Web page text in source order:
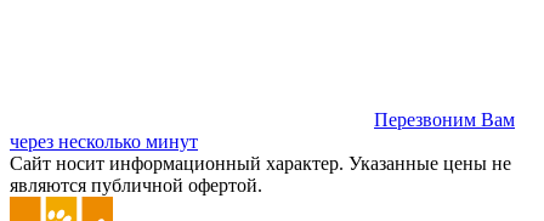
Перезвоним Вам
через несколько минут
Сайт носит информационный характер. Указанные цены не
являются публичной офертой.